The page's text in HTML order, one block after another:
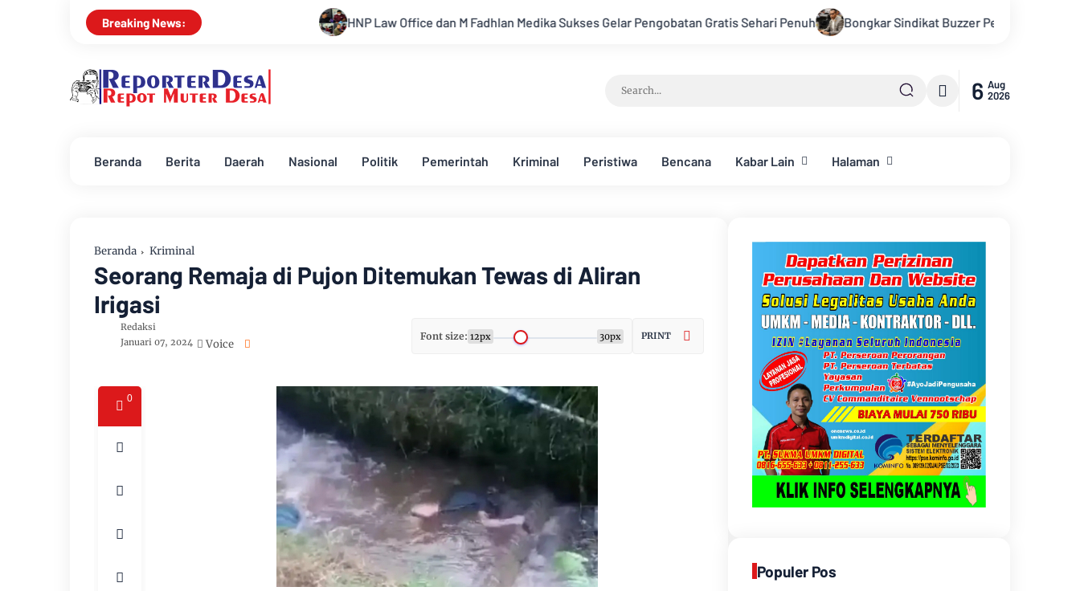
Breaking News: HNP Law Office dan M Fadhlan Medika Sukses Gelar Pengobatan Gratis Sehari Penuh Bongkar Sindikat Buzzer Penyebar Hoax, Tasrif M. Saleh Apresiasi
6 Aug
2026
Beranda Berita Daerah Nasional Politik Pemerintah Kriminal Peristiwa Bencana Kabar Lain Halaman
Beranda Kriminal
Seorang Remaja di Pujon Ditemukan Tewas di Aliran
Irigasi
Redaksi
Januari 07, 2024
Voice
Font size: 12px 30px PRINT
0
Populer Pos